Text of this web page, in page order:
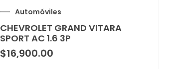
Automóviles
CHEVROLET GRAND VITARA
SPORT AC 1.6 3P
$16,900.00